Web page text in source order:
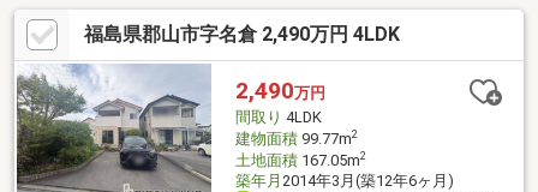
トいたします。◆『頭金 0円』『車のローンが残ってる』『転職
したばかり』そんな方もご購入可能です！◆経験豊富な弊社スタ
ッフがご購入のサポートを致します！◆平日、土日祝、夜間やお
仕事帰りでも内覧可ＬＩＮＥからもお気軽にお問い合わせできま
す♪ＬＩＮＥの「友だち追加」→「＠ｐｒｅｓｔｉｇｅ－ｈｎｅ
ｔ」でＩＤ検索ができます。
福島県郡山市字名倉 2,490万円 4LDK
2,490万円
間取り 4LDK
建物面積99.77m2
土地面積167.05m2
築年月 2014年3月(築12年6ヶ月)